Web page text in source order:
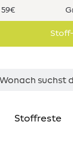
Stoffreste